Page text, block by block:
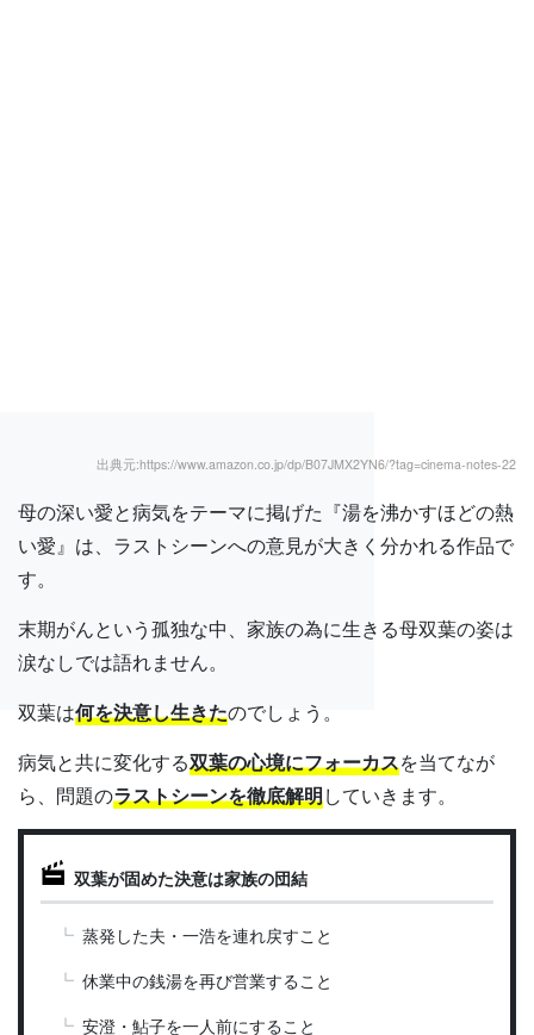
出典元:https://www.amazon.co.jp/dp/B07JMX2YN6/?tag=cinema-notes-22
母の深い愛と病気をテーマに掲げた『湯を沸かすほどの熱
い愛』は、ラストシーンへの意見が大きく分かれる作品で
す。
末期がんという孤独な中、家族の為に生きる母双葉の姿は
涙なしでは語れません。
双葉は何を決意し生きたのでしょう。
病気と共に変化する双葉の心境にフォーカスを当てなが
ら、問題のラストシーンを徹底解明していきます。
双葉が固めた決意は家族の団結
蒸発した夫・一浩を連れ戻すこと
休業中の銭湯を再び営業すること
安澄・鮎子を一人前にすること